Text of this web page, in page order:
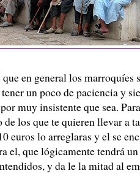
en general los marroquíes
un poco de paciencia y
muy insistente que sea.
los que te quieren llevar a
euros lo arreglaras y el se
el, que lógicamente tendrá
y da le la mitad al